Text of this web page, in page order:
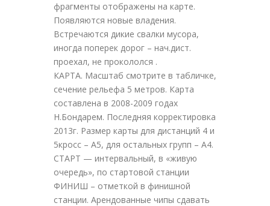
фрагменты отображены на карте.
Появляются новые владения.
Встречаются дикие свалки мусора,
иногда поперек дорог – нач.дист.
проехал, не прокололся .
КАРТА. Масштаб смотрите в табличке,
сечение рельефа 5 метров. Карта
составлена в 2008-2009 годах
Н.Бондарем. Последняя корректировка
2013г. Размер карты для дистанций 4 и
5кросс – А5, для остальных групп – А4.
СТАРТ — интервальный, в «живую
очередь», по стартовой станции
ФИНИШ – отметкой в финишной
станции. Арендованные чипы сдавать